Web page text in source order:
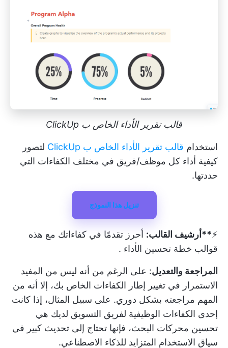
قالب تقرير الأداء الخاص ب ClickUp
استخدام قالب تقرير الأداء الخاص ب ClickUp
لتصور
كيفية أداء كل موظف/فريق في مختلف الكفاءات التي
حددتها.
تنزيل هذا النموذج
⚡️**أرشيف القالب: أحرز تقدمًا في كفاءاتك مع هذه
قوالب خطة تحسين الأداء .
المراجعة والتعديل: على الرغم من أنه ليس من المفيد
الاستمرار في تغيير إطار الكفاءات الخاص بك، إلا أنه من
المهم مراجعته بشكل دوري. على سبيل المثال، إذا كانت
إحدى الكفاءات الوظيفية لفريق التسويق لديك هي
تحسين محركات البحث، فإنها تحتاج إلى تحديث كبير في
سياق الاستخدام المتزايد للذكاء الاصطناعي.